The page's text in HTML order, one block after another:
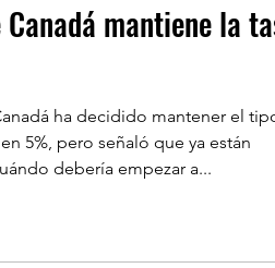
DE LA SEMANA
mantiene la
ha decidido mantener el
5%, pero señaló que ya están
debería empezar a...